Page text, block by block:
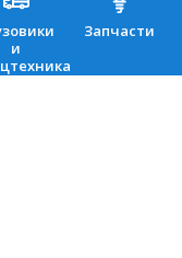
и
Запчасти